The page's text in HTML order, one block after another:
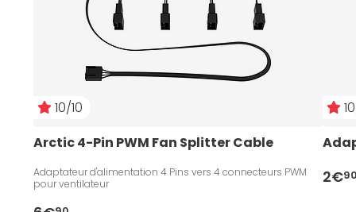
10/10
Arctic 4-Pin PWM Fan Splitter Cable
Adaptateur d'alimentation 4 Pins vers 4 connecteurs PWM
pour ventilateur
2€